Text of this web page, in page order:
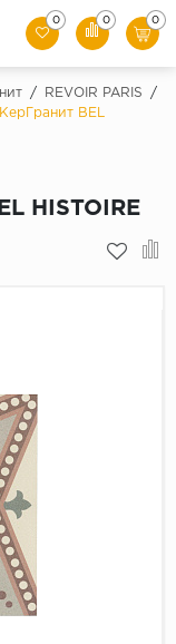
0 0 0
/ REVOIR PARIS
/
BEL
HISTOIRE